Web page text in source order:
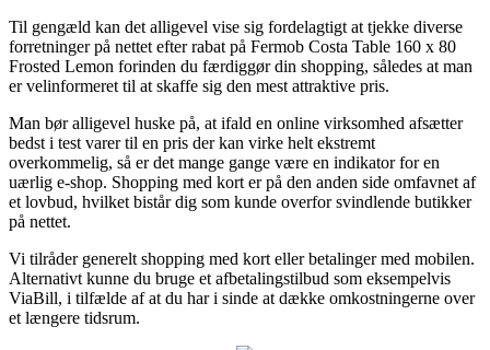
Til gengæld kan det alligevel vise sig fordelagtigt at tjekke diverse
forretninger på nettet efter rabat på Fermob Costa Table 160 x 80
Frosted Lemon forinden du færdiggør din shopping, således at man
er velinformeret til at skaffe sig den mest attraktive pris.
Man bør alligevel huske på, at ifald en online virksomhed afsætter
bedst i test varer til en pris der kan virke helt ekstremt
overkommelig, så er det mange gange være en indikator for en
uærlig e-shop. Shopping med kort er på den anden side omfavnet af
et lovbud, hvilket bistår dig som kunde overfor svindlende butikker
på nettet.
Vi tilråder generelt shopping med kort eller betalinger med mobilen.
Alternativt kunne du bruge et afbetalingstilbud som eksempelvis
ViaBill, i tilfælde af at du har i sinde at dække omkostningerne over
et længere tidsrum.